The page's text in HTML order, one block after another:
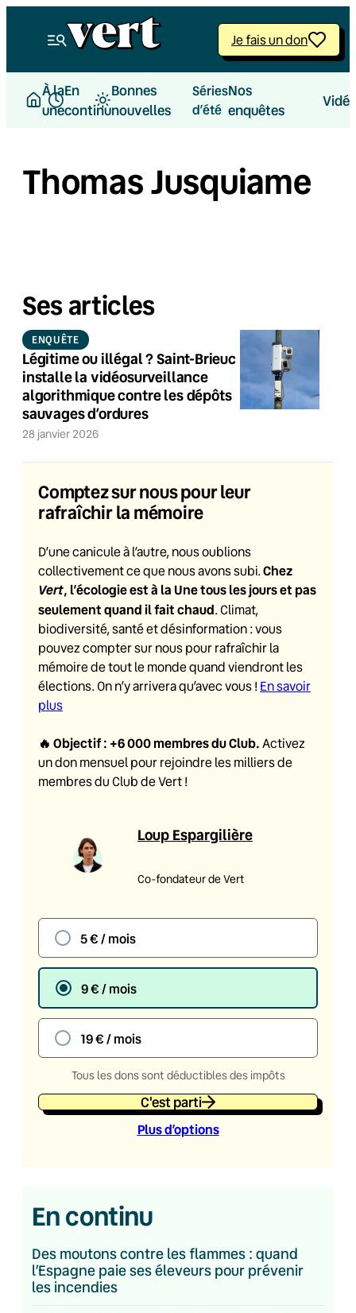
Je fais un don
À la
une
En
continu
Bonnes
nouvelles
Séries
d’été
Nos
enquêtes
Thomas Jusquiame
Ses articles
ENQUÊTE
Légitime ou illégal ? Saint-Brieuc
installe la vidéosurveillance
algorithmique contre les dépôts
sauvages d’ordures
28 janvier 2026
Comptez sur nous pour leur
rafraîchir la mémoire
D’une canicule à l’autre, nous oublions
collectivement ce que nous avons subi.Chez
Vert, l’écologie est à la Une tous les jours et pas
seulement quand il fait chaud. Climat,
biodiversité, santé et désinformation : vous
pouvez compter sur nous pour rafraîchir la
mémoire de tout le monde quand viendront les
élections. On n’y arrivera qu’avec vous ! En savoir
plus
🔥 Objectif : +6 000 membres du Club. Activez
un don mensuel pour rejoindre les milliers de
membres du Club de Vert !
Loup Espargilière
Co-fondateur de Vert
5 € / mois
9 € / mois
19 € / mois
Tous les dons sont déductibles des impôts
C'est parti
Plus d’options
En continu
Des moutons contre les flammes : quand
l’Espagne paie ses éleveurs pour prévenir
les incendies